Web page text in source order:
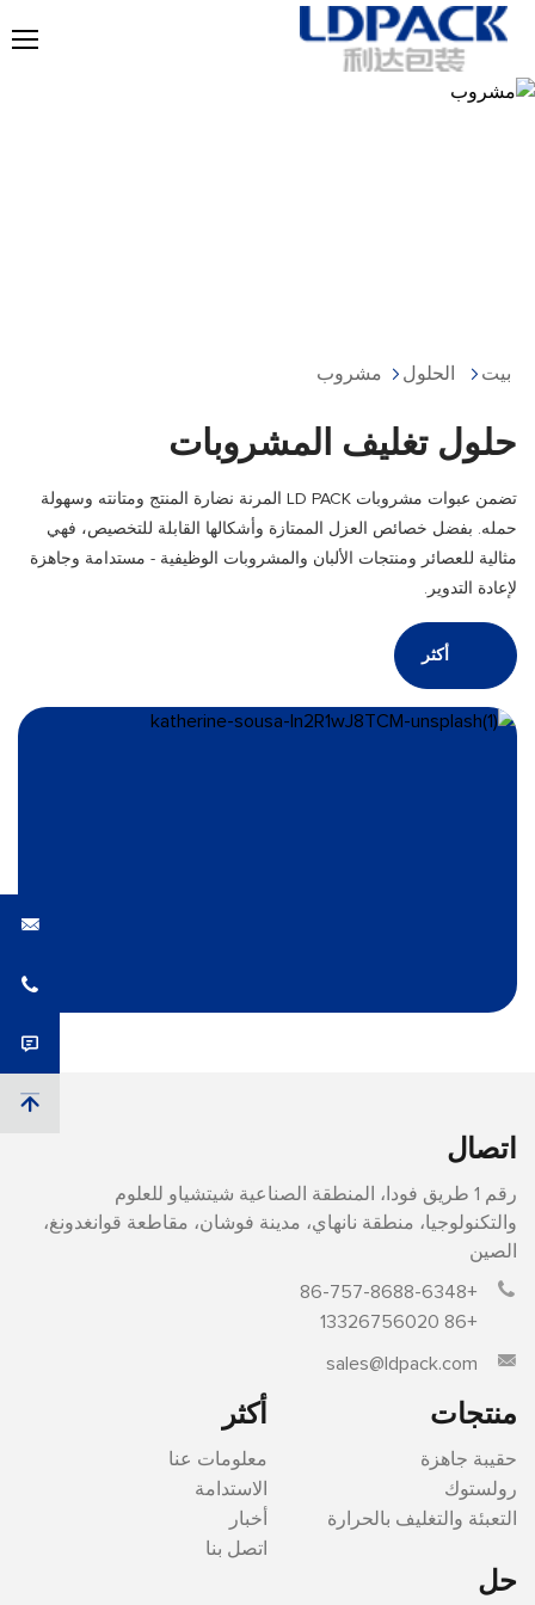
بيت الحلول مشروب
حلول تغليف المشروبات
تضمن عبوات مشروبات LD PACK المرنة نضارة المنتج ومتانته وسهولة
حمله. بفضل خصائص العزل الممتازة وأشكالها القابلة للتخصيص، فهي
مثالية للعصائر ومنتجات الألبان والمشروبات الوظيفية - مستدامة وجاهزة
لإعادة التدوير.
أكثر
اتصال
رقم 1 طريق فودا، المنطقة الصناعية شيتشياو للعلوم
والتكنولوجيا، منطقة نانهاي، مدينة فوشان، مقاطعة قوانغدونغ،
الصين
+86-757-8688-6348
+86 13326756020
sales@ldpack.com
منتجات
حقيبة جاهزة
رولستوك
التعبئة والتغليف بالحرارة
حل
أكثر
معلومات عنا
الاستدامة
أخبار
اتصل بنا